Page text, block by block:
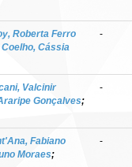
Roberta Ferro
Coelho, Cássia
-
Valcinir
Gonçalves;
-
Fabiano
Moraes;
-